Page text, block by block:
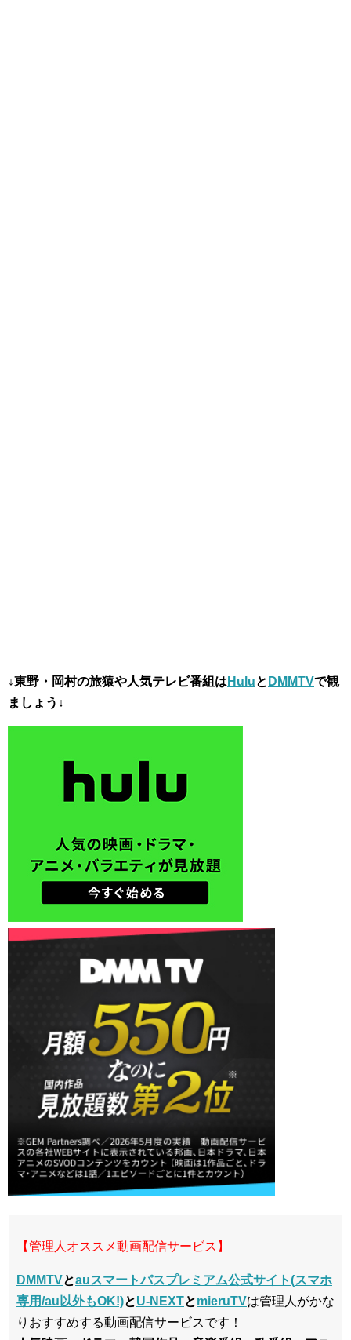
↓東野・岡村の旅猿や人気テレビ番組は Huluと DMMTVで観
ましょう↓
【管理人オススメ動画配信サービス】
DMMTVとauスマートパスプレミアム公式サイト(スマホ
専用/au以外もOK!)とU-NEXTとmieruTVは管理人がかな
りおすすめする動画配信サービスです！